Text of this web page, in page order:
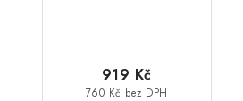
760 Kč bez DPH
919 Kč